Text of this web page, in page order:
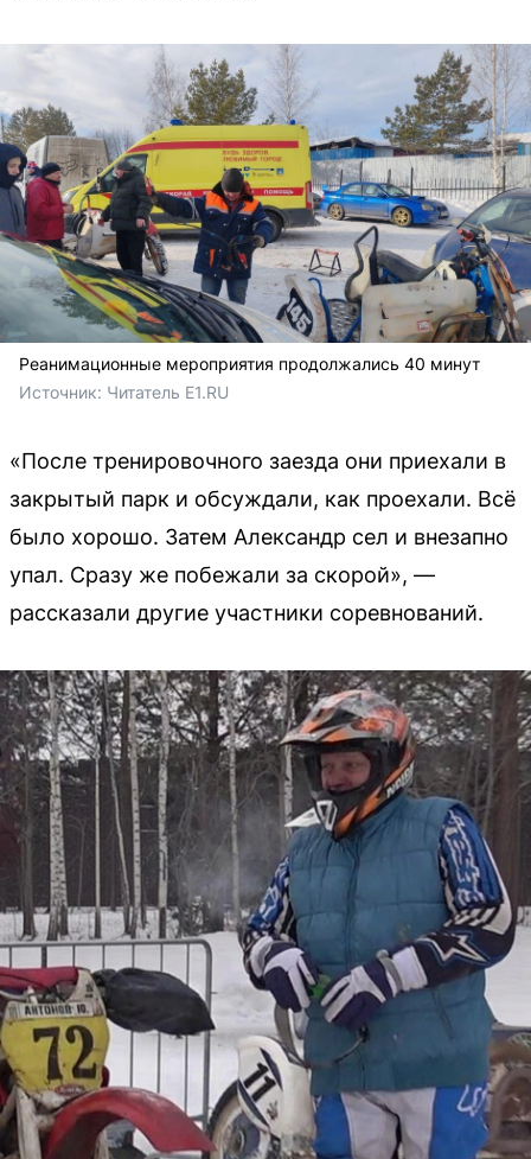
Реанимационные мероприятия продолжались 40 минут
Источник: Читатель E1.RU
«После тренировочного заезда они приехали в
закрытый парк и обсуждали, как проехали. Всё
было хорошо. Затем Александр сел и внезапно
упал. Сразу же побежали за скорой», —
рассказали другие участники соревнований.